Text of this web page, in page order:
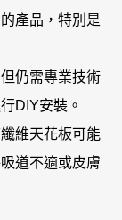
產品，特別是
仍需專業技術
DIY安裝。
維天花板可能
道不適或皮膚